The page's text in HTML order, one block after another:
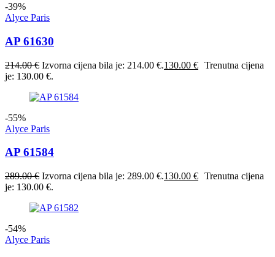
-39%
Alyce Paris
AP 61630
214.00€ Izvorna cijena bila je: 214.00 €.130.00 € Trenutna cijena
je: 130.00 €.
-55%
Alyce Paris
AP 61584
289.00€ Izvorna cijena bila je: 289.00 €.130.00 € Trenutna cijena
je: 130.00 €.
-54%
Alyce Paris